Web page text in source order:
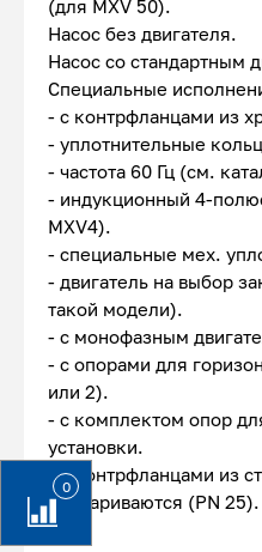
0
(для MXV 50).
Насос без двигателя.
Насос со стандартным
Специальные
- с контрфланцами из
- уплотнительные
- частота 60 Гц (см.
- индукционный 4-
MXV4).
- специальные мех.
- двигатель на выбор
такой модели).
- с монофазным
- с опорами для
или 2).
- с комплектом опор
установки.
- с контрфланцами из
привариваются (PN 25).